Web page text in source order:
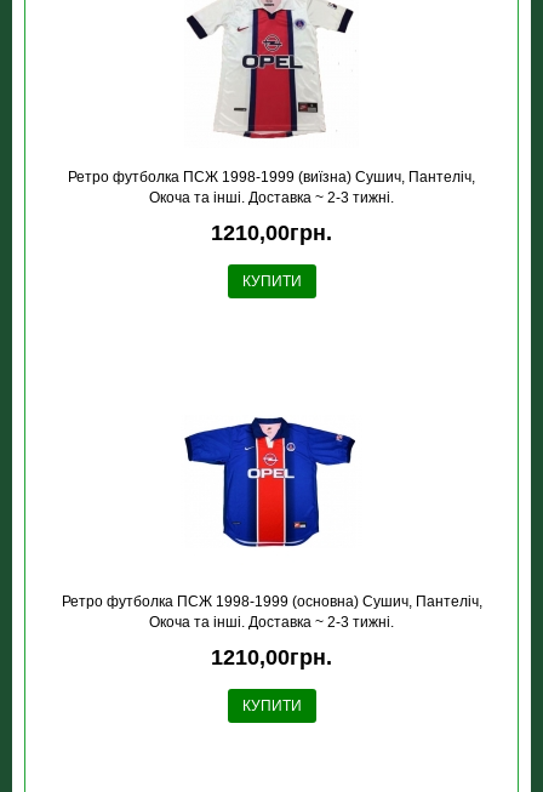
Ретро футболка ПСЖ 1998-1999 (виїзна) Сушич, Пантеліч,
Окоча та інші. Доставка ~ 2-3 тижні.
1210,00грн.
КУПИТИ
Ретро футболка ПСЖ 1998-1999 (основна) Сушич, Пантеліч,
Окоча та інші. Доставка ~ 2-3 тижні.
1210,00грн.
КУПИТИ